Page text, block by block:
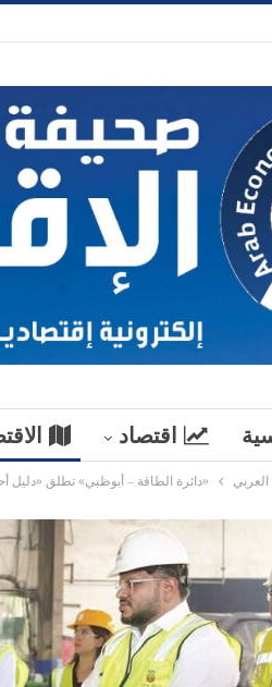
اقتصاد
العربي «دائرة الطاقة – أبوظبي» تطلق «دليل